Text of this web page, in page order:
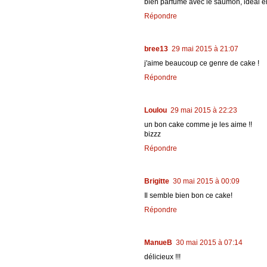
Répondre
bree13 29 mai 2015 à 21:07
j'aime beaucoup ce genre de cake !
Répondre
Loulou 29 mai 2015 à 22:23
un bon cake comme je les aime !!
bizzz
Répondre
Brigitte 30 mai 2015 à 00:09
Il semble bien bon ce cake!
Répondre
ManueB 30 mai 2015 à 07:14
délicieux !!!